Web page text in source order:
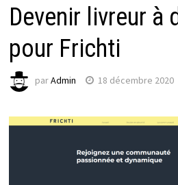
Devenir livreur à
pour Frichti
parAdmin 18 décembre 2020